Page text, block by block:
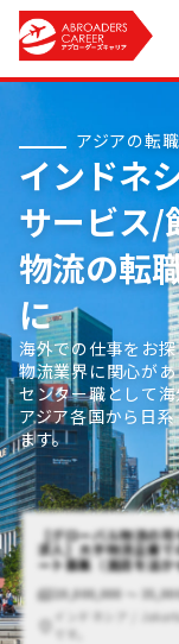
アジアの転
インドネ
サービス/
物流の転
に
海外での仕事をお
物流業界に関心が
センター職として
アジア各国から日
ます。
【グローバル物流の
求人】大手物流企業
ート募集（英語を活か
20,000,000 〜
インドネシア /
です。